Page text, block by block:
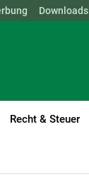
WIEN
Downloads
Recht & Steuer